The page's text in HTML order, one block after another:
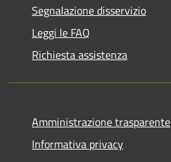
Segnalazione disservizio
Leggi le FAQ
Richiesta assistenza
Amministrazione trasparente
Informativa privacy